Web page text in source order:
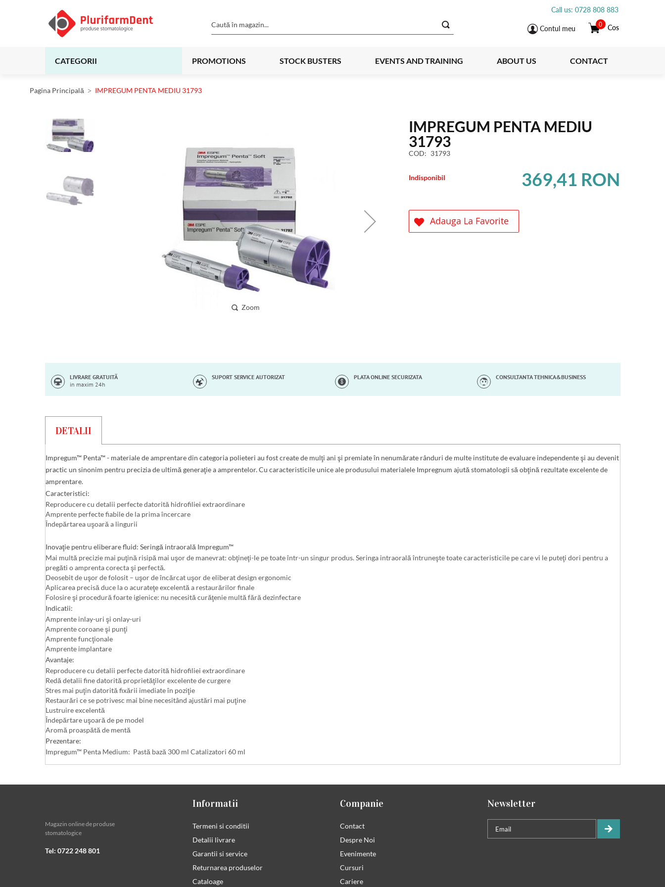
Cos
0
Contul meu
Call us: 0728 808 883
CATEGORII PROMOTIONS STOCK BUSTERS EVENTS AND TRAINING ABOUT US CONTACT
Pagina Principală IMPREGUM PENTA MEDIU 31793
IMPREGUM PENTA MEDIU
31793
COD 31793
Indisponibil 369,41 RON
Adauga La Favorite
Skip
the
end
images
gallery
Zoom
the
images
LIVRARE GRATUITĂ
in maxim 24h
SUPORT SERVICE AUTORIZAT PLATA ONLINE SECURIZATA CONSULTANTA TEHNICA&BUSINESS
DETALII
Impregum™ Penta™ - materiale de amprentare din categoria polieteri au fost create de mulţi ani şi premiate în nenumărate rânduri de multe institute de evaluare independente şi au devenit
practic un sinonim pentru precizia de ultimă generaţie a amprentelor. Cu caracteristicile unice ale produsului materialele Impregnum ajută stomatologii să obţină rezultate excelente de
amprentare.
Caracteristici:
Reproducere cu detalii perfecte datorită hidrofiliei extraordinare
Amprente perfecte fiabile de la prima încercare
Îndepărtarea uşoară a lingurii
Inovaţie pentru eliberare fluid: Seringă intraorală Impregum™
Mai multă precizie mai puţină risipă mai uşor de manevrat: obţineţi-le pe toate într-un singur produs. Seringa intraorală întruneşte toate caracteristicile pe care vi le puteţi dori pentru a
pregăti o amprenta corecta şi perfectă.
Deosebit de uşor de folosit – uşor de încărcat uşor de eliberat design ergonomic
Aplicarea precisă duce la o acurateţe excelentă a restaurărilor finale
Folosire şi procedură foarte igienice: nu necesită curăţenie multă fără dezinfectare
Indicatii:
Amprente inlay-uri şi onlay-uri
Amprente coroane şi punţi
Amprente funcţionale
Amprente implantare
Avantaje:
Reproducere cu detalii perfecte datorită hidrofiliei extraordinare
Redă detalii fine datorită proprietăţilor excelente de curgere
Stres mai puţin datorită fixării imediate în poziţie
Restaurări ce se potrivesc mai bine necesitând ajustări mai puţine
Lustruire excelentă
Îndepărtare uşoară de pe model
Aromă proaspătă de mentă
Prezentare:
Impregum™ Penta Medium: Pastă bază 300 ml Catalizatori 60 ml
Magazin online de produse
stomatologice
Tel: 0722 248 801
Informatii
Termeni si conditii
Detalii livrare
Garantii si service
Returnarea produselor
Cataloage
Companie
Contact
Despre Noi
Evenimente
Cursuri
Cariere
Newsletter